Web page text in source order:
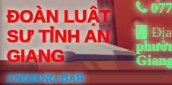
ĐOÀN LUẬT
SƯ TỈNH AN
GIANG
ANGIANG BAR